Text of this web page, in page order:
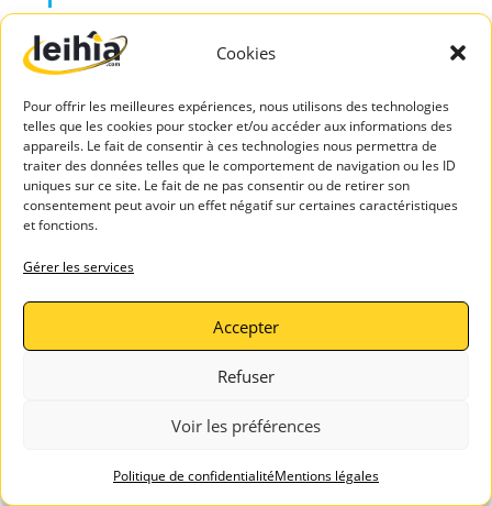
Cookies
Pour offrir les meilleures expériences, nous utilisons des technologies
telles que les cookies pour stocker et/ou accéder aux informations des
appareils. Le fait de consentir à ces technologies nous permettra de
traiter des données telles que le comportement de navigation ou les ID
uniques sur ce site. Le fait de ne pas consentir ou de retirer son
consentement peut avoir un effet négatif sur certaines caractéristiques
et fonctions.
Gérer les services
Accepter
Refuser
Voir les préférences
Politique de confidentialitéMentions légales
Un travail qui nous rendrait 100%
heureux sur tous les plans est donc
envisageable pour tous ?
Bien sûr ! Certains – et j’en fais partie ! –
cochent toutes les cases, c’est donc que
s’appliquerait à tous. Les
, le management bienveillant,
: certains tentent de nous